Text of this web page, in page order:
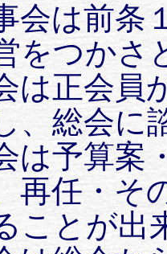
会は前条
をつかさ
は正会員
、総会に
は予算案
再任・そ
ことが出